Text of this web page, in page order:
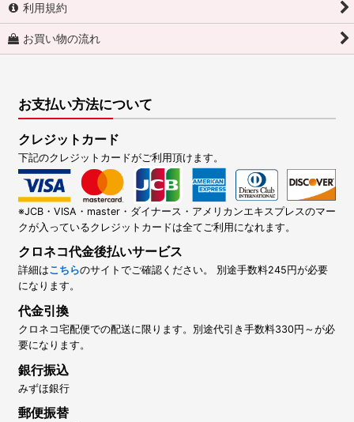
利用規約
お買い物の流れ
お支払い方法について
クレジットカード
下記のクレジットカードがご利用頂けます。
※JCB・VISA・master・ダイナース・アメリカンエキスプレスのマー
クが入っているクレジットカードは全てご利用になれます。
クロネコ代金後払いサービス
詳細はこちらのサイトでご確認ください。 別途手数料245円が必要
になります。
代金引換
クロネコ宅配便での配送に限ります。別途代引き手数料330円～が必
要になります。
銀行振込
みずほ銀行
郵便振替